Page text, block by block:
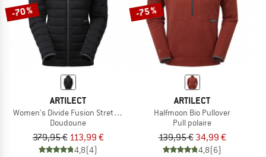
-70 %
ARTILECT
Women's Divide Fusion Stretch Hoodie
Doudoune
379,95 € 113,99 €
4,8(4)
-75 %
ARTILECT
Halfmoon Bio Pullover
Pull polaire
139,95 € 34,99 €
4,8(6)